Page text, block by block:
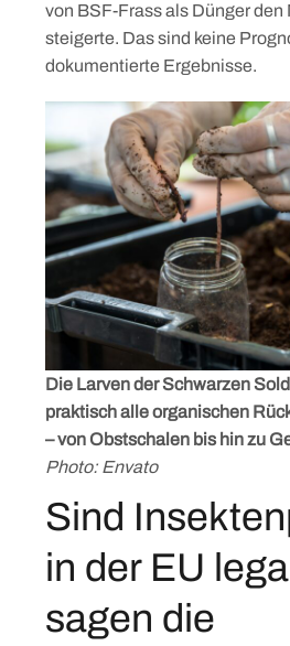
von BSF-Frass als Dünger den
steigerte. Das sind keine
dokumentierte Ergebnisse.
Die Larven der Schwarzen
praktisch alle organischen
– von Obstschalen bis hin zu
Photo: Envato
Sind
in der EU
sagen die